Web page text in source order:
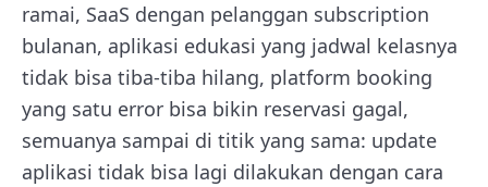
ramai, SaaS dengan pelanggan subscription
bulanan, aplikasi edukasi yang jadwal kelasnya
tidak bisa tiba-tiba hilang, platform booking
yang satu error bisa bikin reservasi gagal,
semuanya sampai di titik yang sama: update
aplikasi tidak bisa lagi dilakukan dengan cara